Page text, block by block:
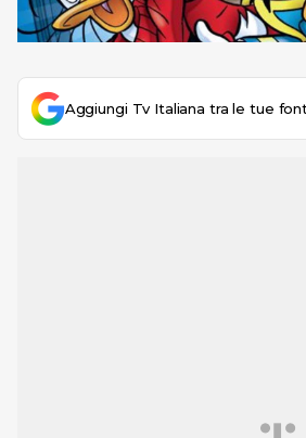
Aggiungi Tv Italiana tra le tue